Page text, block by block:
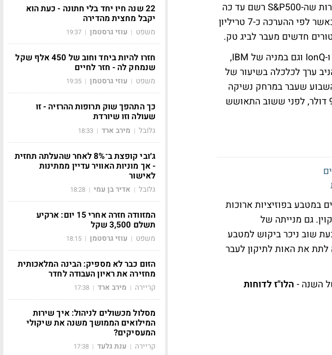
: "למרות שה-S&P500 רשם עד כה
ב-2024 צמיחה מרשימה של 25%, יש עדיין מקום רב להמשך המומנטום, כאשר לפי ההערכה כ-7 טריליון
חדשים מעבר לביג טק.
כך למשל, אנחנו רואים באחרונה זינוק חד במניות הקוונטיות כמו D-Wave ו-IonQ וגם במניה של IBM,
ערך לכלכלה בשיעור של
שסיים את השבוע שעבר במרחק נשיקה
מ-100 אלף דולר, נסוג משמעותית בשבוע האחרון, עד אל מתחת ל-91,500 דולר, לפני ששוב התאושש
במטבע בפוזיציות ארוכות
גם מנייתה של
שוב ניכר ביקוש למטבע
אלף דולר. פריצה של 100 דולר עשויה לתת את האות לתיקון לעבר
השנה - הלו"ז לדוחות
22 שנה חיו יחד בלי חתונה - כעת הוא
יקבל מחצית מהדירה
משפט | עוזי גרסטמן |
19:37
חזרו להיות ביחד וחוב של 450 אלף שקל
שנמחק לה - חזר לחיים
משפט | עוזי גרסטמן |
19:35
כך התהפך שוק תרופות ההרזיה - זו
שעולה וזו שיורדת
גלובל | מירב ארד |
18:33
ג׳ובי קופצת ב־8% לאחר שהעלתה תחזית
- אך מוניות האוויר עדיין ממתינות
לאישור
גלובל | אדיר בן עמי |
18:28
המזוודה חזרה אחרי 15 יום: ארקיע
תשלם 3,500 שקל
משפט | עוזי גרסטמן |
18:15
הזום כבר לא מספיק: הבינה המלאכותית
מחזירה את ראיון העבודה לחדר
קריירה | מירב ארד |
17:38
מסלול מכשולים לניהול: איך שירות
המילואים הממושך משנה את שיקולי
המעסיקים?
קריירה | ענת גלעד |
17:38